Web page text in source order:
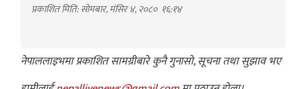
प्रकाशित मिति: सोमबार, मंसिर ४, २०८० १६:१४
नेपाललाइभमा प्रकाशित सामग्रीबारे कुनै गुनासो, सूचना तथा सुझाव भए